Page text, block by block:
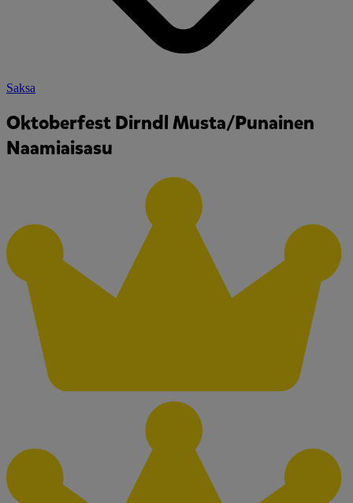
Saksa
Oktoberfest Dirndl Musta/Punainen
Naamiaisasu